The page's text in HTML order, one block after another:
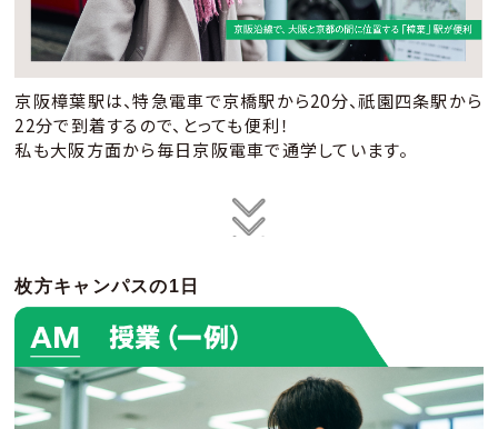
京阪樟葉駅は、特急電車で京橋駅から20分、祇園四条駅から
22分で到着するので、とっても便利！
私も大阪方面から毎日京阪電車で通学しています。
枚方キャンパスの1日